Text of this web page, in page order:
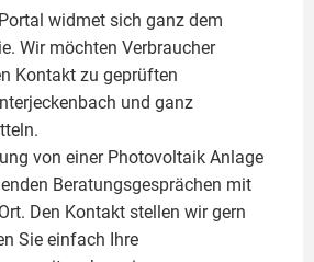
widmet sich ganz dem
Wir möchten Verbraucher
Kontakt zu geprüften
und ganz
von einer Photovoltaik Anlage
Beratungsgesprächen mit
Den Kontakt stellen wir gern
Sie einfach Ihre